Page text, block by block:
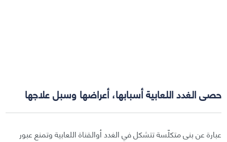
حصى الغدد اللعابية أسبابها، أعراضها وسبل علاجها
عبارة عن بنى متكلّسة تتشكل في الغدد أوالقناة اللعابية وتمنع عبور